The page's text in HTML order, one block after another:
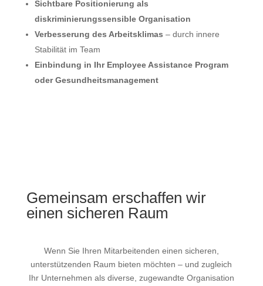
Sichtbare Positionierung als
diskriminierungssensible Organisation
Verbesserung des Arbeitsklimas – durch innere
Stabilität im Team
Einbindung in Ihr Employee Assistance Program
oder Gesundheitsmanagement
Gemeinsam erschaffen wir
einen sicheren Raum
Wenn Sie Ihren Mitarbeitenden einen sicheren,
unterstützenden Raum bieten möchten – und zugleich
Ihr Unternehmen als diverse, zugewandte Organisation